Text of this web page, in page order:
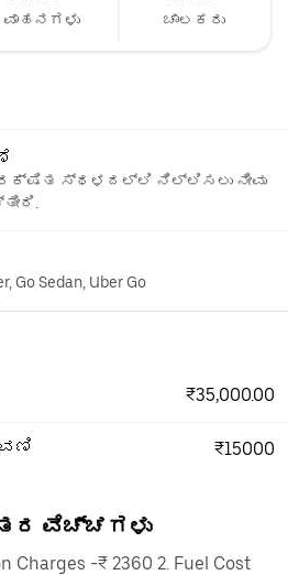
ವಾಹನಗಳು ಚಾಲಕರು
ಸ್ಥಳದಲ್ಲಿ ನಿಲ್ಲಿಸಲು ನೀವು
Go Sedan, Uber Go
₹35,000.00
₹15000
ವೆಚ್ಚಗಳು
Charges -₹ 2360 2. Fuel Cost